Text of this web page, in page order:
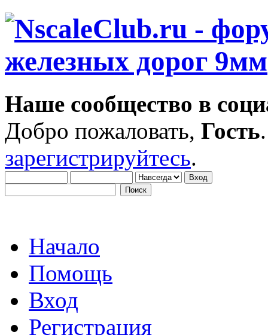
Наше сообщество в
Добро пожаловать, Гость
зарегистрируйтесь.
Начало
Помощь
Вход
Регистрация